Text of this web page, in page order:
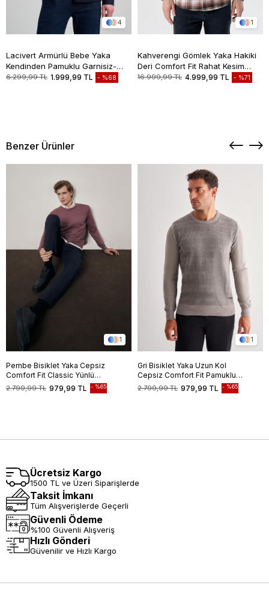
4
Lacivert Armürlü Bebe Yaka
Kendinden Pamuklu Garnisiz-
Biyesiz Standart Fit Mont
6.299,99 TL 1.999,99 TL %68
1
Kahverengi Gömlek Yaka Hakiki
Deri Comfort Fit Rahat Kesim
Casual Mont 1038235208
16.999,99 TL 4.999,99 TL %71
Benzer Ürünler
1
Pembe Bisiklet Yaka Cepsiz
Comfort Fit Classic Yünlü
Triko Kazak 1012255006
979,99 TL
2.799,99 TL %65
1
Gri Bisiklet Yaka Uzun Kol
Cepsiz Comfort Fit Pamuklu
Triko Kazak 1012255217
979,99 TL
2.799,99 TL %65
Ücretsiz Kargo
1500 TL ve Üzeri Siparişlerde
Taksit İmkanı
Tüm Alışverişlerde Geçerli
Güvenli Ödeme
%100 Güvenli Alışveriş
Hızlı Gönderi
Güvenilir ve Hızlı Kargo